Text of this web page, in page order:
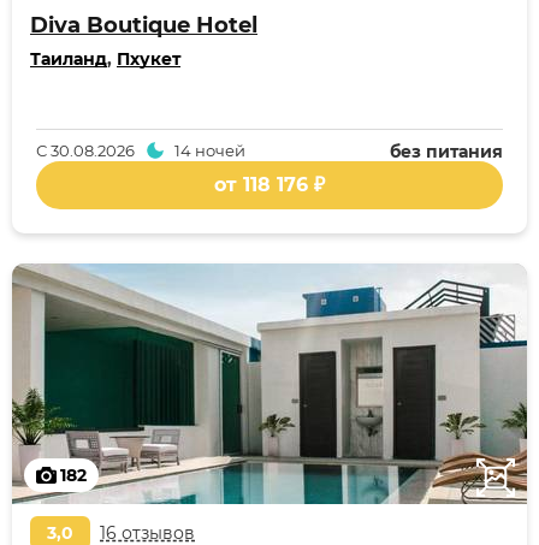
Diva Boutique Hotel
Таиланд, Пхукет
без питания
С30.08.2026 14 ночей
от 118 176 ₽
182
3,0 16 отзывов